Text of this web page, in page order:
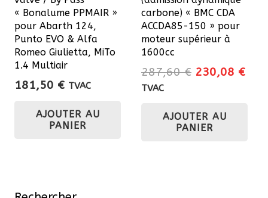
« Bonalume PPMAIR »
pour Abarth 124,
Punto EVO & Alfa
Romeo Giulietta, MiTo
1.4 Multiair
181,50 € TVAC
AJOUTER AU
PANIER
carbone) « BMC CDA
ACCDA85-150 » pour
moteur supérieur à
1600cc
287,60€ Le
était :
287,60 €.
230,08 €Le
TVAC
AJOUTER AU
PANIER